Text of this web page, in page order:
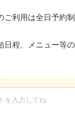
ご利用は全日予約
日程、メニュー等